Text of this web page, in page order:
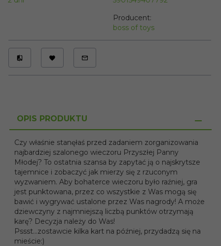
Producent:
boss of toys
OPIS PRODUKTU
Czy właśnie stanęłaś przed zadaniem zorganizowania
najbardziej szalonego wieczoru Przyszłej Panny
Młodej? To ostatnia szansa by zapytać ją o najskrytsze
tajemnice i zobaczyć jak mierzy się z rzuconym
wyzwaniem. Aby bohaterce wieczoru było raźniej, gra
jest punktowana, przez co wszystkie z Was mogą się
bawić i wygrywać ustalone przez Was nagrody! A może
dziewczyny z najmniejszą liczbą punktów otrzymają
karę? Decyzja należy do Was!
Pssst...zostawcie kilka kart na później, przydadzą się na
mieście:)